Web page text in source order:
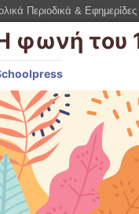
φωνή του
Περιοδικά & Εφημερίδες